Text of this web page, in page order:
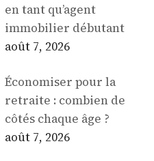
en tant qu’agent
immobilier débutant
août 7, 2026
Économiser pour la
retraite : combien de
côtés chaque âge ?
août 7, 2026